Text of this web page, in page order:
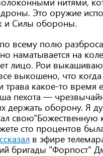
дроны. Это оружие
и Силы обороны.
всему полю
наматывается на
лицо. Рои
выкошено, что
трава какое-то время
пехота —
держать оборону. Я
сто процентов
в эфире
бригады "Форпост"